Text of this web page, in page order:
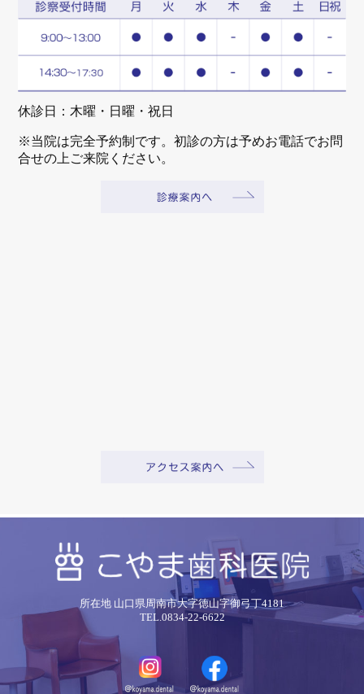
休診日：木曜・日曜・祝日
※当院は完全予約制です。初診の方は予めお電話でお問
合せの上ご来院ください。
所在地 山口県周南市大字徳山字御弓丁4181
TEL.0834-22-6622